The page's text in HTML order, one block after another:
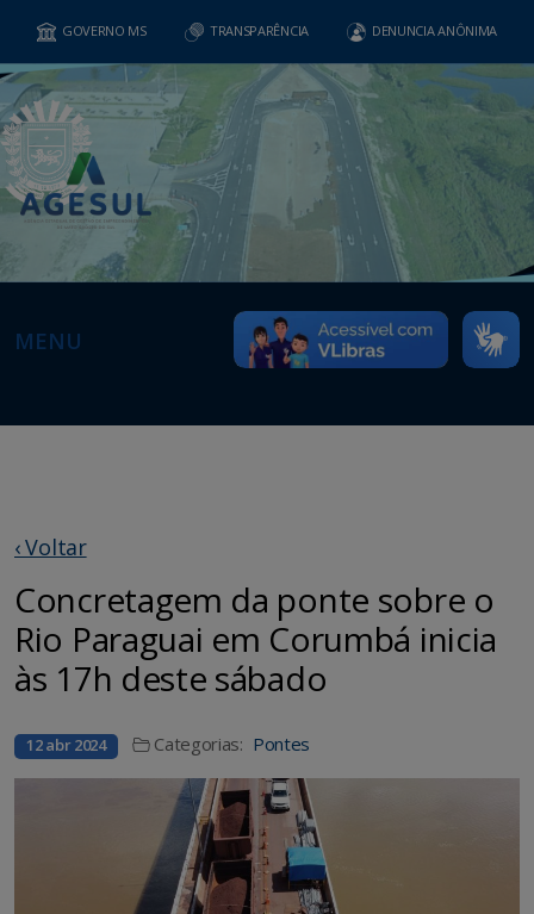
GOVERNO MS TRANSPARÊNCIA DENUNCIA ANÔNIMA
MENU
‹ Voltar
Concretagem da ponte sobre o
Rio Paraguai em Corumbá inicia
às 17h deste sábado
12 abr 2024 Categorias: Pontes